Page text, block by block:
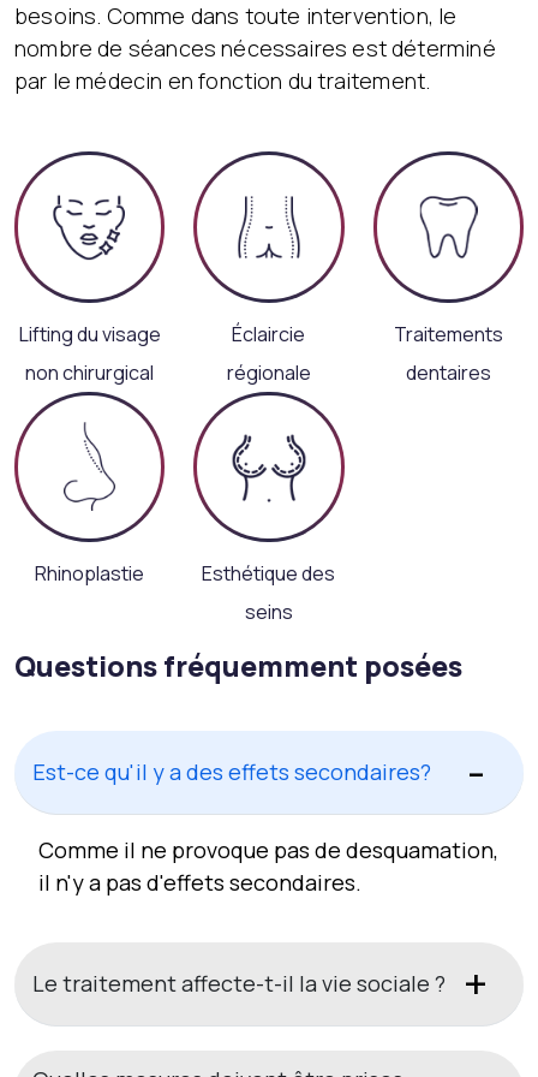
besoins. Comme dans toute intervention, le
nombre de séances nécessaires est déterminé
par le médecin en fonction du traitement.
Lifting du visage
non chirurgical
Éclaircie
régionale
Traitements
dentaires
Rhinoplastie
Esthétique des
seins
Questions fréquemment posées
Est-ce qu'il y a des effets secondaires?
Comme il ne provoque pas de desquamation,
il n'y a pas d'effets secondaires.
Le traitement affecte-t-il la vie sociale ?